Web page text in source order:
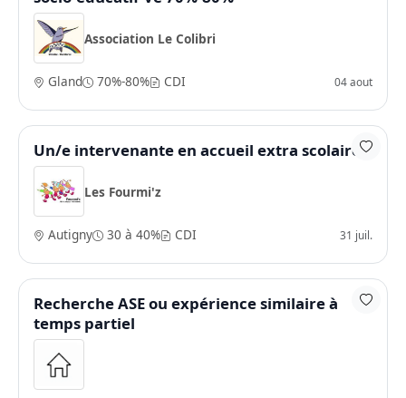
Association Le Colibri
Gland 70%-80% CDI 04 aout
Un/e intervenante en accueil extra scolaire
Les Fourmi'z
Autigny 30 à 40% CDI 31 juil.
Recherche ASE ou expérience similaire à
temps partiel